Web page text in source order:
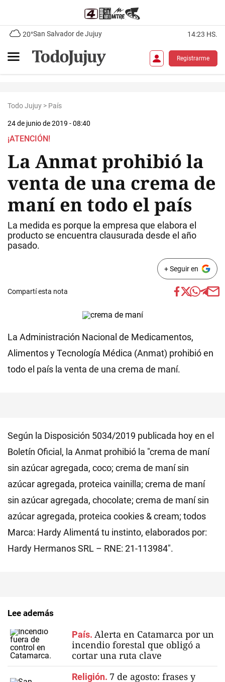
20°San Salvador de Jujuy 14:23 HS.
Registrarme
Todo Jujuy > País
24 de junio de 2019 - 08:40
¡ATENCIÓN!
La Anmat prohibió la
venta de una crema de
maní en todo el país
La medida es porque la empresa que elabora el
producto se encuentra clausurada desde el año
pasado.
+ Seguir en
Compartí esta nota
La Administración Nacional de Medicamentos,
Alimentos y Tecnología Médica (Anmat) prohibió en
todo el país la venta de una crema de maní.
Según la Disposición 5034/2019 publicada hoy en el
Boletín Oficial, la Anmat prohibió la "crema de maní
sin azúcar agregada, coco; crema de maní sin
azúcar agregada, proteica vainilla; crema de maní
sin azúcar agregada, chocolate; crema de maní sin
azúcar agregada, proteica cookies & cream; todos
Marca: Hardy Alimentá tu instinto, elaborados por:
Hardy Hermanos SRL – RNE: 21-113984″.
Lee además
País. Alerta en Catamarca por un
incendio forestal que obligó a
cortar una ruta clave
Religión. 7 de agosto: frases y